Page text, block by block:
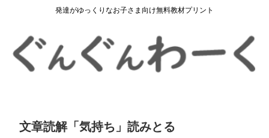
発達がゆっくりなお子さま向け無料教材プリント
文章読解「気持ち」読みとる